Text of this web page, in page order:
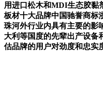
用进口松木和MDI生态胶黏
板材十大品牌中国驰誉商标
珠河外行业内具有主要的影
大利等国度的先辈出产设备
估品牌的用户对劲度和忠实